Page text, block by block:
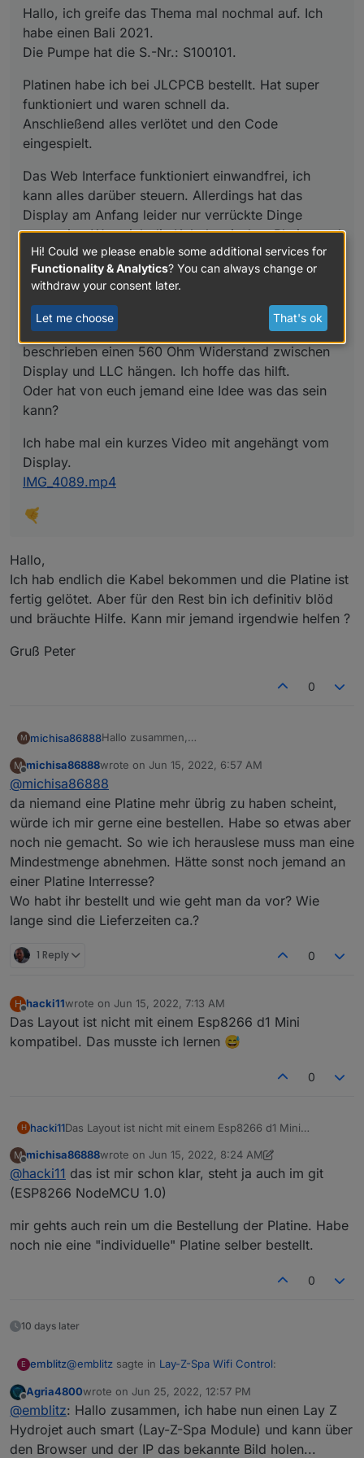
Anfang leider nur verrückte Dinge angezeigt. Wenn ich
die Kabel zwischen Platine und Display ordentlich
knicke ist das Problem weg und es zeigt alles korrekt
an.
Wackler oder irgendetwas konnte ich nicht feststellen.
Ich möchte jetzt noch wie auf Github beschrieben
einen 560 Ohm Widerstand zwischen Display und LLC
hängen. Ich hoffe das hilft.
kann?
Ich habe mal ein kurzes Video mit angehängt vom
Display.
IMG_4089.mp4
Hallo, ich greife das Thema mal nochmal auf. Ich
habe einen Bali 2021.
Die Pumpe hat die S.-Nr.: S100101.
Platinen habe ich bei JLCPCB bestellt. Hat super
funktioniert und waren schnell da.
Anschließend alles verlötet und den Code
eingespielt.
Das Web Interface funktioniert einwandfrei, ich
kann alles darüber steuern. Allerdings hat das
Display am Anfang leider nur verrückte Dinge
angezeigt. Wenn ich die Kabel zwischen Platine und
Display ordentlich knicke ist das Problem weg und
es zeigt alles korrekt an.
Hört sich komisch an, ist aber tasächlich so.
Wackler oder irgendetwas konnte ich nicht
feststellen. Ich möchte jetzt noch wie auf Github
beschrieben einen 560 Ohm Widerstand zwischen
Display und LLC hängen. Ich hoffe das hilft.
Oder hat von euch jemand eine Idee was das sein
kann?
Ich habe mal ein kurzes Video mit angehängt vom
Display.
IMG_4089.mp4
Hallo,
Ich hab endlich die Kabel bekommen und die Platine ist
fertig gelötet. Aber für den Rest bin ich definitiv blöd
und bräuchte Hilfe. Kann mir jemand irgendwie helfen ?
Gruß Peter
0
M michisa86888Hallo zusammen,
und Webinterface ausrüsten.
Hat jemand noch eine Platine für mich übrig?
Evtl. sogar zwei?
Kann der Bestway dann auch über Mqtt
gesteuert werden?
Viele Grüße
M
Offline
michisa86888wrote on Jun 15, 2022, 6:57 AM
last edited by
@michisa86888
da niemand eine Platine mehr übrig zu haben scheint,
würde ich mir gerne eine bestellen. Habe so etwas aber
noch nie gemacht. So wie ich herauslese muss man eine
Mindestmenge abnehmen. Hätte sonst noch jemand an
einer Platine Interresse?
Wo habt ihr bestellt und wie geht man da vor? Wie
lange sind die Lieferzeiten ca.?
1 Reply 0
H
Offline
hacki11wrote on Jun 15, 2022, 7:13 AM
last edited by
Das Layout ist nicht mit einem Esp8266 d1 Mini
kompatibel. Das musste ich lernen 😅
0
H hacki11Das Layout ist nicht mit einem Esp8266 d1 Mini
M
Offline
michisa86888wrote on Jun 15, 2022, 8:24 AM
last edited by michisa86888 Jun 15, 2022, 10:25 AM
@hacki11 das ist mir schon klar, steht ja auch im git
(ESP8266 NodeMCU 1.0)
mir gehts auch rein um die Bestellung der Platine. Habe
noch nie eine "individuelle" Platine selber bestellt.
0
10 days later
E emblitz@emblitz sagte in Lay-Z-Spa Wifi Control:
@meistertr
Ich habe den Whirpool nur über MQTT
eingebunden.
Darufhin wurden ja die im o.g. Bild genannten
@ meistertr:
Konntest du schon nachschauen, ob alle in deinem
Offline
Agria4800wrote on Jun 25, 2022, 12:57 PM
last edited by
@emblitz: Hallo zusammen, ich habe nun einen Lay Z
Hydrojet auch smart (Lay-Z-Spa Module) und kann über
den Browser und der IP das bekannte Bild holen...
Hi! Could we please enable some additional services for
Functionality & Analytics? You can always change or
withdraw your consent later.
Let me choose That's ok